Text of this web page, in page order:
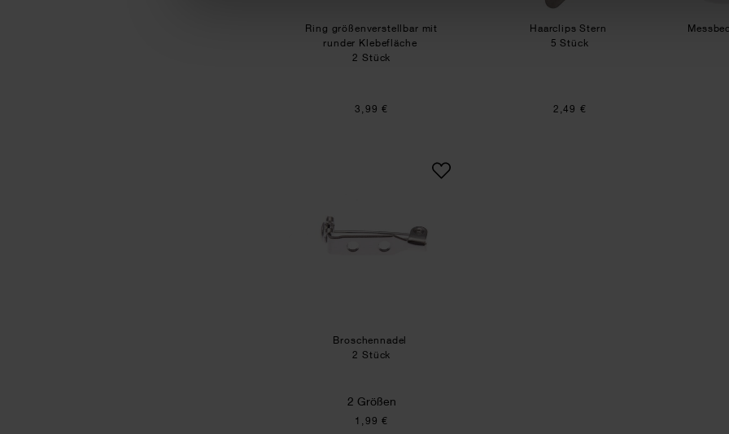
Ring größenverstellbar mit
runder Klebefläche
2 Stück
3,99 €
Haarclips Stern
5 Stück
2,49 €
Broschennadel
2 Stück
2 Größen
1,99 €